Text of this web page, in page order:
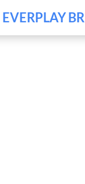
EVERPLAY BR